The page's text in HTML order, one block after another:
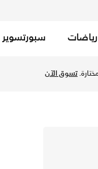
رياضات سبورتسوير
تسوق الآن